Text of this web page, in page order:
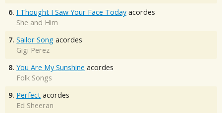
6. I Thought I Saw Your Face Today acordes
She and Him
7. Sailor Song acordes
Gigi Perez
8. You Are My Sunshine acordes
Folk Songs
9. Perfect acordes
Ed Sheeran